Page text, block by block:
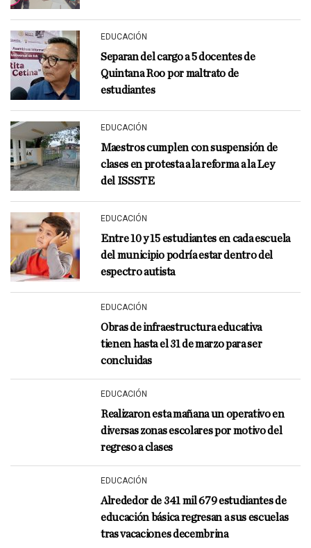
EDUCACIÓN
Separan del cargo a 5 docentes de
Quintana Roo por maltrato de
estudiantes
EDUCACIÓN
Maestros cumplen con suspensión de
clases en protesta a la reforma a la Ley
del ISSSTE
EDUCACIÓN
Entre 10 y 15 estudiantes en cada escuela
del municipio podría estar dentro del
espectro autista
EDUCACIÓN
Obras de infraestructura educativa
tienen hasta el 31 de marzo para ser
concluidas
EDUCACIÓN
Realizaron esta mañana un operativo en
diversas zonas escolares por motivo del
regreso a clases
EDUCACIÓN
Alrededor de 341 mil 679 estudiantes de
educación básica regresan a sus escuelas
tras vacaciones decembrina